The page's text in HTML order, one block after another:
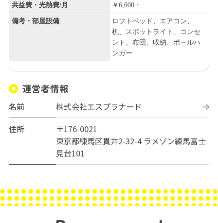
共益費・光熱費/月 ￥6,000・
備考・部屋設備
ロフトベッド、エアコン、
机、スポットライト、コンセ
ント、布団、収納、ポールハ
ンガー
運営者情報
名前
株式会社エスプラナード
住所
〒176-0021
東京都練馬区貫井2-32-4 ラメゾン練馬富士
見台101